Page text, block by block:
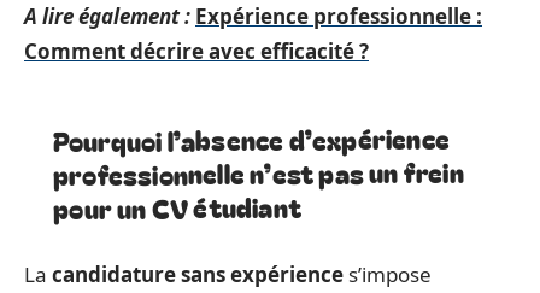
A lire également : Expérience professionnelle :
Comment décrire avec efficacité ?
Pourquoi l’absence d’expérience
professionnelle n’est pas un frein
pour un CV étudiant
La candidature sans expérience s’impose